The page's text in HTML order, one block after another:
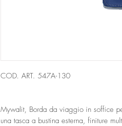
COD. ART. 547A-130
Mywalit, Borda da viaggio in soffice
una tasca a bustina esterna, finiture